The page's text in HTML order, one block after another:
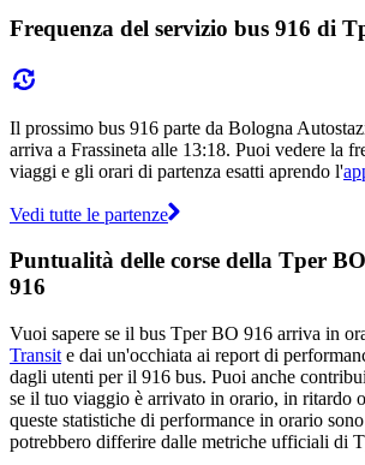
Frequenza del servizio bus 916 di
Il prossimo bus 916 parte da Bologna
arriva a Frassineta alle 13:18. Puoi vedere la
viaggi e gli orari di partenza esatti aprendo l'
Vedi tutte le partenze
Puntualità delle corse della Tper
916
Vuoi sapere se il bus Tper BO 916 arriva in
Transit e dai un'occhiata ai report di
dagli utenti per il 916 bus. Puoi anche
se il tuo viaggio è arrivato in orario, in ritardo
queste statistiche di performance in orario
potrebbero differire dalle metriche ufficiali di